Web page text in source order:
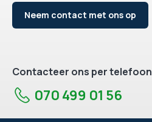
Neem contact met ons op
Contacteer ons per telefoon
070 499 01 56